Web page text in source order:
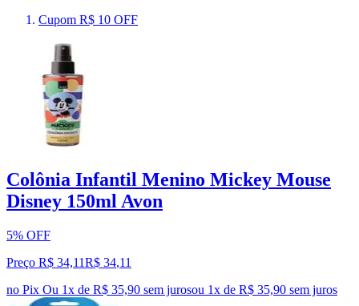
Cupom R$ 10 OFF
Colônia Infantil Menino Mickey Mouse
Disney 150ml Avon
5% OFF
Preço R$ 34,11R$ 34,11
no Pix Ou 1x de R$ 35,90 sem jurosou 1x de R$ 35,90 sem juros